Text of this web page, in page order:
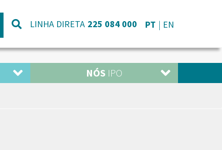
LINHA DIRETA 225 084 000 PT EN
NÓS IPO